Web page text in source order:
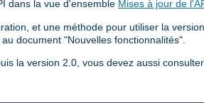
dans la vue d'ensemble Mises à jour de
et une méthode pour utiliser la version
document "Nouvelles fonctionnalités".
la version 2.0, vous devez aussi